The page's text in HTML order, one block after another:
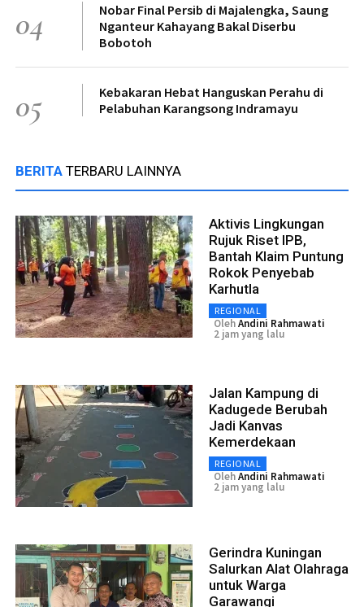
04
Nobar Final Persib di Majalengka, Saung
Nganteur Kahayang Bakal Diserbu
Bobotoh
05
Kebakaran Hebat Hanguskan Perahu di
Pelabuhan Karangsong Indramayu
BERITA TERBARU LAINNYA
Aktivis Lingkungan
Rujuk Riset IPB,
Bantah Klaim Puntung
Rokok Penyebab
Karhutla
REGIONAL
OlehAndini Rahmawati
2 jam yang lalu
Jalan Kampung di
Kadugede Berubah
Jadi Kanvas
Kemerdekaan
REGIONAL
OlehAndini Rahmawati
2 jam yang lalu
Gerindra Kuningan
Salurkan Alat Olahraga
untuk Warga
Garawangi